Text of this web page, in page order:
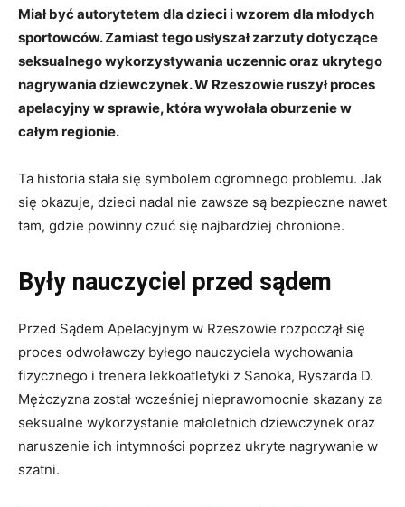
Miał być autorytetem dla dzieci i wzorem dla młodych
sportowców. Zamiast tego usłyszał zarzuty dotyczące
seksualnego wykorzystywania uczennic oraz ukrytego
nagrywania dziewczynek. W Rzeszowie ruszył proces
apelacyjny w sprawie, która wywołała oburzenie w
całym regionie.
Ta historia stała się symbolem ogromnego problemu. Jak
się okazuje, dzieci nadal nie zawsze są bezpieczne nawet
tam, gdzie powinny czuć się najbardziej chronione.
Były nauczyciel przed sądem
Przed Sądem Apelacyjnym w Rzeszowie rozpoczął się
proces odwoławczy byłego nauczyciela wychowania
fizycznego i trenera lekkoatletyki z Sanoka, Ryszarda D.
Mężczyzna został wcześniej nieprawomocnie skazany za
seksualne wykorzystanie małoletnich dziewczynek oraz
naruszenie ich intymności poprzez ukryte nagrywanie w
szatni.